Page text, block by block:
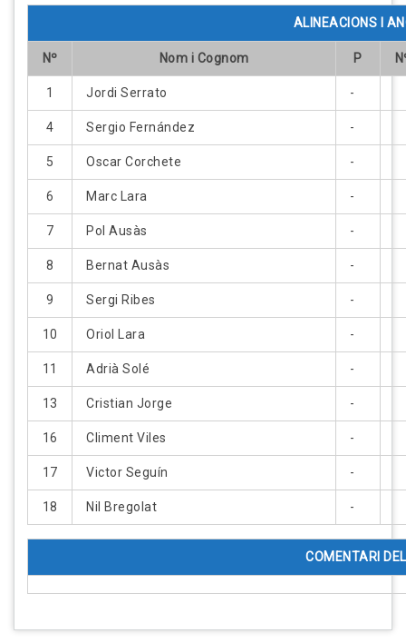
ALINEACIONS I
Nº Nom i Cognom P
1 Jordi Serrato -
4 Sergio Fernández -
5 Oscar Corchete -
6 Marc Lara -
7 Pol Ausàs -
8 Bernat Ausàs -
9 Sergi Ribes -
10 Oriol Lara -
11 Adrià Solé -
13 Cristian Jorge -
16 Climent Viles -
17 Victor Seguín -
18 Nil Bregolat -
COMENTARI